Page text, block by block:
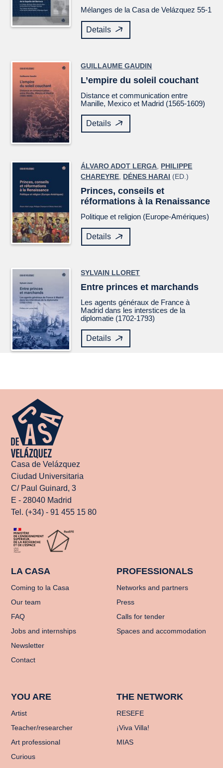
Mélanges de la Casa de Velázquez 55-1
Details
GUILLAUME GAUDIN
L’empire du soleil couchant
Distance et communication entre
Manille, Mexico et Madrid (1565-1609)
Details
ÁLVARO ADOT LERGA PHILIPPE
CHAREYRE DÉNES HARAI (ED.)
Princes, conseils et
réformations à la Renaissance
Politique et religion (Europe-Amériques)
Details
SYLVAIN LLORET
Entre princes et marchands
Les agents généraux de France à
Madrid dans les interstices de la
diplomatie (1702-1793)
Details
Casa de Velázquez
Ciudad Universitaria
C/ Paul Guinard, 3
E - 28040 Madrid
Tel. (+34) - 91 455 15 80
LA CASA
Coming to la Casa
Our team
FAQ
Jobs and internships
Newsletter
Contact
PROFESSIONALS
Networks and partners
Press
Calls for tender
Spaces and accommodation
YOU ARE
Artist
Teacher/researcher
Art professional
Curious
THE NETWORK
RESEFE
¡Viva Villa!
MIAS